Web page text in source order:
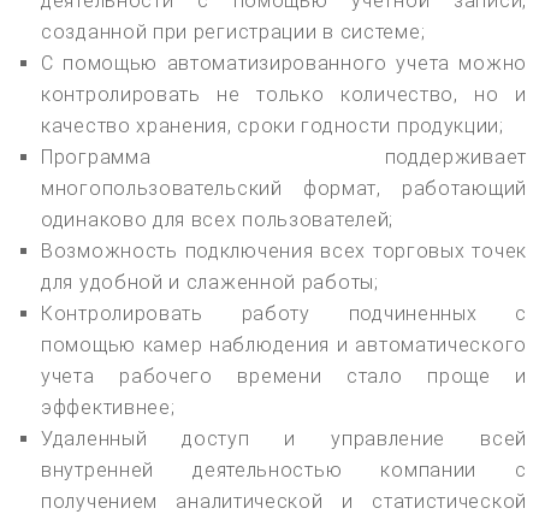
созданной при регистрации в системе;
С помощью автоматизированного учета можно
контролировать не только количество, но и
качество хранения, сроки годности продукции;
Программа поддерживает
многопользовательский формат, работающий
одинаково для всех пользователей;
Возможность подключения всех торговых точек
для удобной и слаженной работы;
Контролировать работу подчиненных с
помощью камер наблюдения и автоматического
учета рабочего времени стало проще и
эффективнее;
Удаленный доступ и управление всей
внутренней деятельностью компании с
получением аналитической и статистической